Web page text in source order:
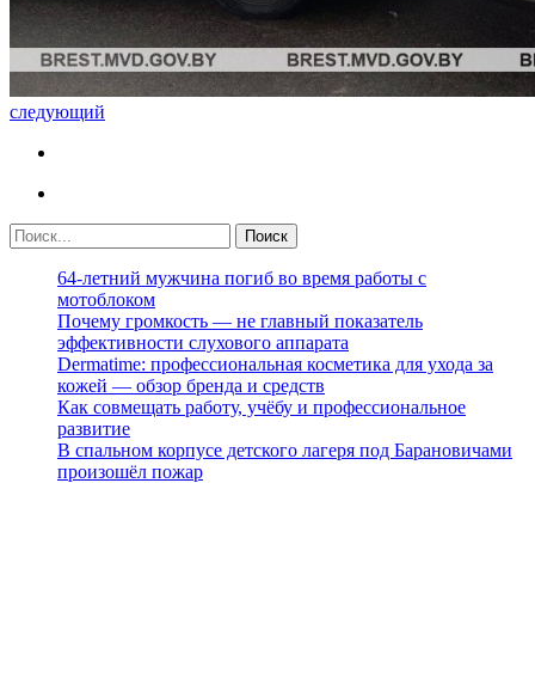
следующий
64-летний мужчина погиб во время работы с
мотоблоком
Почему громкость — не главный показатель
эффективности слухового аппарата
Dermatime: профессиональная косметика для ухода за
кожей — обзор бренда и средств
Как совмещать работу, учёбу и профессиональное
развитие
В спальном корпусе детского лагеря под Барановичами
произошёл пожар